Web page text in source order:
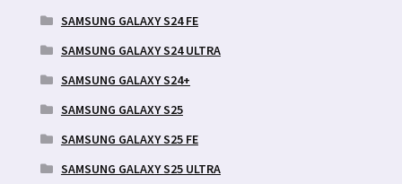
SAMSUNG GALAXY S24 FE
SAMSUNG GALAXY S24 ULTRA
SAMSUNG GALAXY S24+
SAMSUNG GALAXY S25
SAMSUNG GALAXY S25 FE
SAMSUNG GALAXY S25 ULTRA